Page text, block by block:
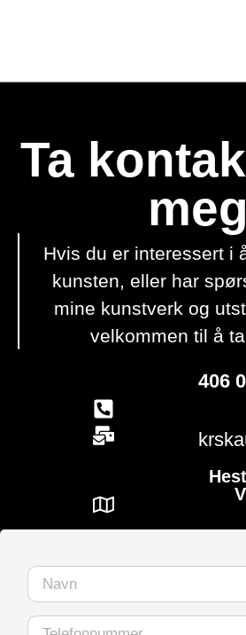
Ta
meg
Hvis du er interessert i
kunsten, eller har
mine kunstverk og
velkommen til å
406